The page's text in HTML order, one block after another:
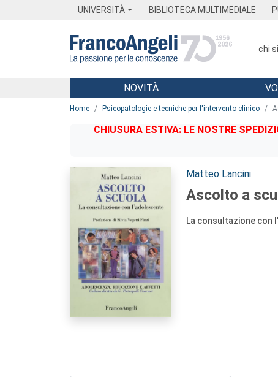
UNIVERSITÀ BIBLIOTECA MULTIMEDIALE
chi
Menu
NOVITÀ
Home Psicopatologie e tecniche per l'intervento clinico
CHIUSURA ESTIVA: LE NOSTRE
Autori:
Matteo Lancini
Ascolto a
La consultazione con